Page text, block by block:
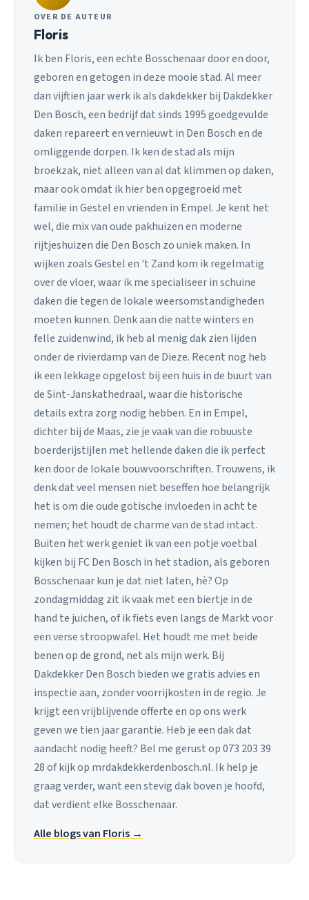
OVER DE AUTEUR
Floris
Ik ben Floris, een echte Bosschenaar door en door,
geboren en getogen in deze mooie stad. Al meer
dan vijftien jaar werk ik als dakdekker bij Dakdekker
Den Bosch, een bedrijf dat sinds 1995 goedgevulde
daken repareert en vernieuwt in Den Bosch en de
omliggende dorpen. Ik ken de stad als mijn
broekzak, niet alleen van al dat klimmen op daken,
maar ook omdat ik hier ben opgegroeid met
familie in Gestel en vrienden in Empel. Je kent het
wel, die mix van oude pakhuizen en moderne
rijtjeshuizen die Den Bosch zo uniek maken. In
wijken zoals Gestel en 't Zand kom ik regelmatig
over de vloer, waar ik me specialiseer in schuine
daken die tegen de lokale weersomstandigheden
moeten kunnen. Denk aan die natte winters en
felle zuidenwind, ik heb al menig dak zien lijden
onder de rivierdamp van de Dieze. Recent nog heb
ik een lekkage opgelost bij een huis in de buurt van
de Sint-Janskathedraal, waar die historische
details extra zorg nodig hebben. En in Empel,
dichter bij de Maas, zie je vaak van die robuuste
boerderijstijlen met hellende daken die ik perfect
ken door de lokale bouwvoorschriften. Trouwens, ik
denk dat veel mensen niet beseffen hoe belangrijk
het is om die oude gotische invloeden in acht te
nemen; het houdt de charme van de stad intact.
Buiten het werk geniet ik van een potje voetbal
kijken bij FC Den Bosch in het stadion, als geboren
Bosschenaar kun je dat niet laten, hè? Op
zondagmiddag zit ik vaak met een biertje in de
hand te juichen, of ik fiets even langs de Markt voor
een verse stroopwafel. Het houdt me met beide
benen op de grond, net als mijn werk. Bij
Dakdekker Den Bosch bieden we gratis advies en
inspectie aan, zonder voorrijkosten in de regio. Je
krijgt een vrijblijvende offerte en op ons werk
geven we tien jaar garantie. Heb je een dak dat
aandacht nodig heeft? Bel me gerust op 073 203 39
28 of kijk op mrdakdekkerdenbosch.nl. Ik help je
graag verder, want een stevig dak boven je hoofd,
dat verdient elke Bosschenaar.
Alle blogs van Floris →